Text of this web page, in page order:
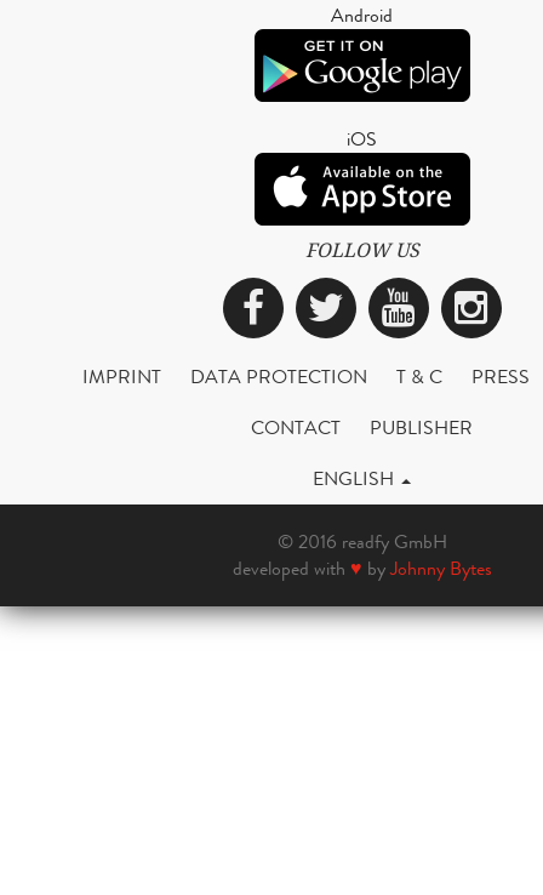
Android
iOS
FOLLOW US
Facebook
Twitter
IMPRINT DATA PROTECTION T & C
PRESS
CONTACT
PUBLISHER
ENGLISH
© 2016 readfy GmbH
developed with ♥ byJohnny Bytes